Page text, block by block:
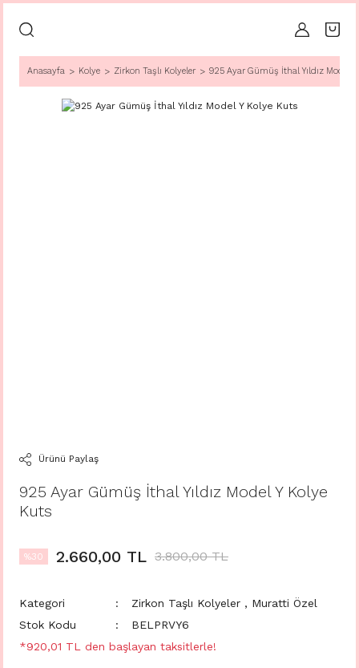
Anasayfa Kolye Zirkon Taşlı Kolyeler 925 Ayar Gümüş İthal Yıldız Model
Ürünü Paylaş
925 Ayar Gümüş İthal Yıldız Model Y Kolye
Kuts
%30 2.660,00 TL 3.800,00 TL
Kategori Zirkon Taşlı Kolyeler , Muratti Özel
Stok Kodu
BELPRVY6
*920,01 TL den başlayan taksitlerle!